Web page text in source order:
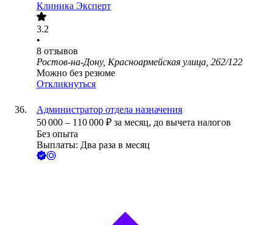
Клиника Эксперт
3.2
•
8 отзывов
Ростов-на-Дону, Красноармейская улица, 262/122
Можно без резюме
Откликнуться
Администратор отдела назначения
50 000 – 110 000 ₽ за месяц, до вычета налогов
Без опыта
Выплаты: Два раза в месяц